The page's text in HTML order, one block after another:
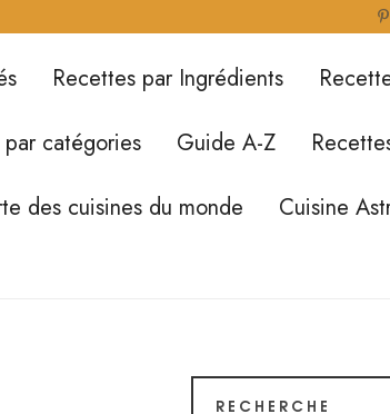
Recettes par Ingrédients
catégories Guide A-Z
des cuisines du monde Cuisine
RECHERCHE